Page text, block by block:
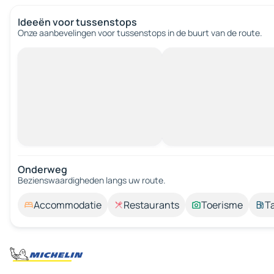
Ideeën voor tussenstops
Onze aanbevelingen voor tussenstops in de buurt van de route.
Onderweg
Bezienswaardigheden langs uw route.
Accommodatie Restaurants Toerisme